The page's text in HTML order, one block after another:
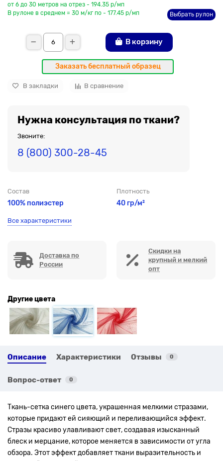
от 6 до 30 метров на отрез - 194.35 р/мп
В рулоне в среднем = 30 м/кг по - 177.45 р/мп
Выбрать рулон
В корзину
Заказать бесплатный образец
В закладки В сравнение
Нужна консультация по ткани?
Звоните:
8 (800) 300-28-45
Состав
100% полиэстер
Плотность
40 гр/м²
Все характеристики
Доставка по
России
Скидки на
крупный и мелкий
опт
Другие цвета
Описание Характеристики Отзывы 0
Вопрос-ответ 0
Ткань-сетка синего цвета, украшенная мелкими стразами,
которые придают ей сияющий и переливающийся эффект.
Стразы красиво улавливают свет, создавая изысканный
блеск и мерцание, которое меняется в зависимости от угла
обзора. Этот эффект добавляет ткани выразительность и